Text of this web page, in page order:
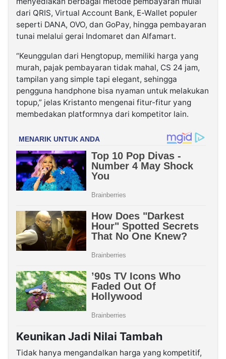
dari QRIS, Virtual Account Bank, E-Wallet populer
seperti DANA, OVO, dan GoPay, hingga pembayaran
tunai melalui gerai Indomaret dan Alfamart.
“Keunggulan dari Hengtopup, memiliki harga yang
murah, pajak pembayaran tidak mahal, CS 24 jam,
tampilan yang simple tapi elegant, sehingga
pengguna handphone bisa nyaman untuk melakukan
topup,” jelas Kristanto mengenai fitur-fitur yang
membedakan platformnya dari kompetitor lain.
Keunikan Jadi Nilai Tambah
Tidak hanya mengandalkan harga yang kompetitif,